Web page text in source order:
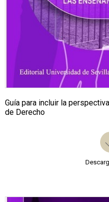
Guía para incluir la
de Derecho